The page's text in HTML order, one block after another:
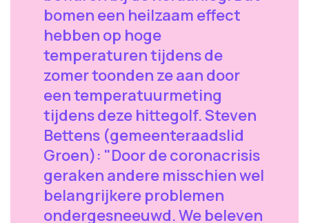
bomen een heilzaam effect
hebben op hoge
temperaturen tijdens de
zomer toonden ze aan door
een temperatuurmeting
tijdens deze hittegolf. Steven
Bettens (gemeenteraadslid
Groen): "Door de coronacrisis
geraken andere misschien wel
belangrijkere problemen
ondergesneeuwd. We beleven